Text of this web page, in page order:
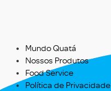
Mundo Quatá
Nossos Produtos
Food Service
Política de Privacidade